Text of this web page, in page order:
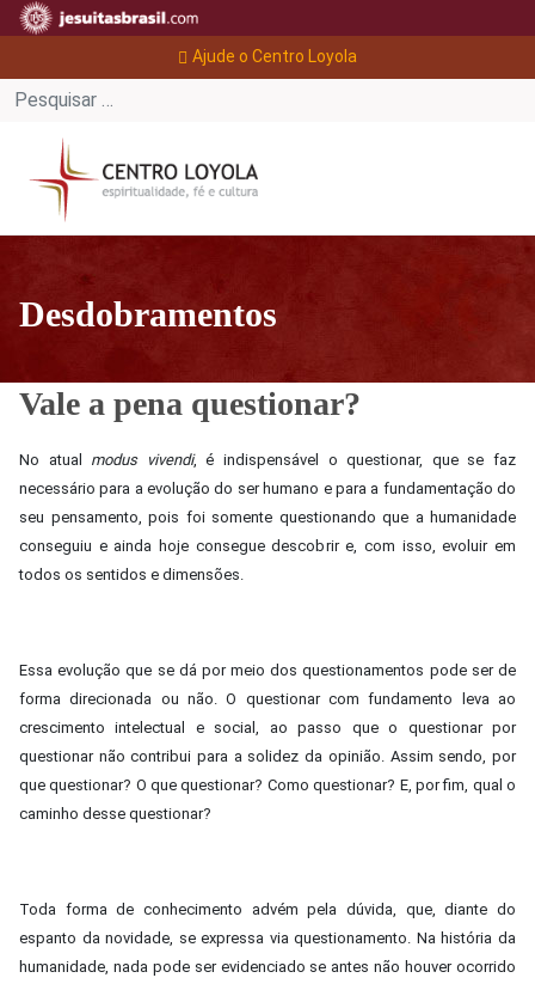
Ajude o Centro Loyola
Desdobramentos
Vale a pena questionar?
No atual modus vivendi, é indispensável o questionar, que se faz
necessário para a evolução do ser humano e para a fundamentação do
seu pensamento, pois foi somente questionando que a humanidade
conseguiu e ainda hoje consegue descobrir e, com isso, evoluir em
todos os sentidos e dimensões.
Essa evolução que se dá por meio dos questionamentos pode ser de
forma direcionada ou não. O questionar com fundamento leva ao
crescimento intelectual e social, ao passo que o questionar por
questionar não contribui para a solidez da opinião. Assim sendo, por
que questionar? O que questionar? Como questionar? E, por fim, qual o
caminho desse questionar?
Toda forma de conhecimento advém pela dúvida, que, diante do
espanto da novidade, se expressa via questionamento. Na história da
humanidade, nada pode ser evidenciado se antes não houver ocorrido